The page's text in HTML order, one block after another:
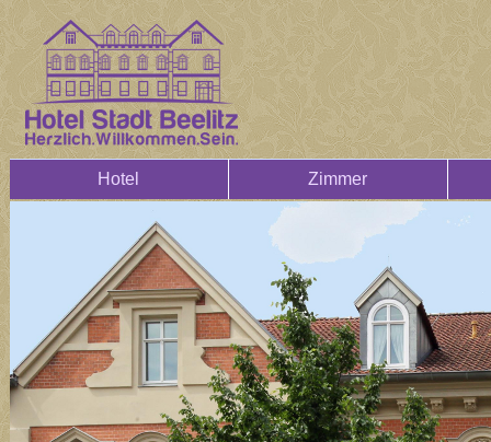
Hotel Zimmer